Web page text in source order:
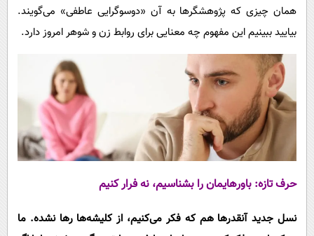
همان چیزی که پژوهشگرها به آن «دوسوگرایی عاطفی» می‌گویند.
بیایید ببینیم این مفهوم چه معنایی برای روابط زن و شوهر امروز دارد.
حرف تازه: باورهایمان را بشناسیم، نه فرار کنیم
نسل جدید آنقدرها هم که فکر می‌کنیم، از کلیشه‌ها رها نشده. ما